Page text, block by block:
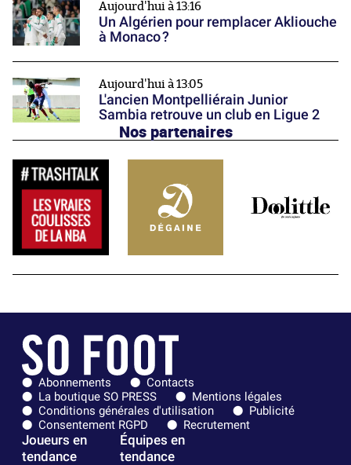
Aujourd'hui à 13:16
Un Algérien pour remplacer Akliouche
à Monaco ?
Aujourd'hui à 13:05
L'ancien Montpelliérain Junior
Sambia retrouve un club en Ligue 2
Nos partenaires
Abonnements
Contacts
La boutique SO PRESS
Mentions légales
Conditions générales d'utilisation
Publicité
Consentement RGPD
Recrutement
Joueurs en
tendance
Équipes en
tendance